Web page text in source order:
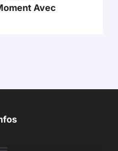
Avec